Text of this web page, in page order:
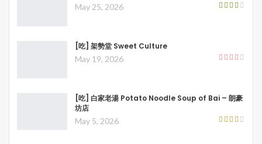
May 25, 2026
[吃] 架勢堂 Sweet Culture
May 19, 2026
[吃] 白家老湯 Potato Noodle Soup of Bai – 朗豪
坊店
May 5, 2026